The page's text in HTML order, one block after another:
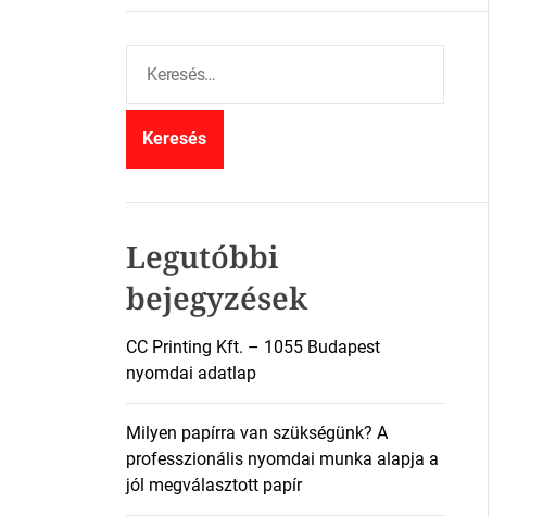
r
Legutóbbi
bejegyzések
CC Printing Kft. – 1055 Budapest
nyomdai adatlap
Milyen papírra van szükségünk? A
professzionális nyomdai munka alapja a
jól megválasztott papír